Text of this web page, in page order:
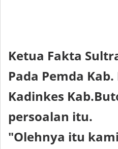
Ketua Fakta
Pada Pemda
Kadinkes
persoalan itu.
"Olehnya itu